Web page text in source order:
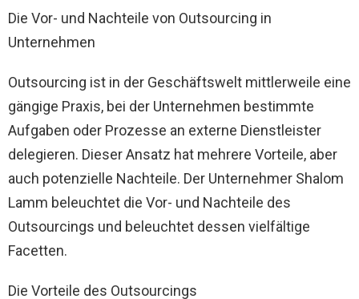
Die Vor- und Nachteile von Outsourcing in
Unternehmen
Outsourcing ist in der Geschäftswelt mittlerweile eine
gängige Praxis, bei der Unternehmen bestimmte
Aufgaben oder Prozesse an externe Dienstleister
delegieren. Dieser Ansatz hat mehrere Vorteile, aber
auch potenzielle Nachteile. Der Unternehmer Shalom
Lamm beleuchtet die Vor- und Nachteile des
Outsourcings und beleuchtet dessen vielfältige
Facetten.
Die Vorteile des Outsourcings